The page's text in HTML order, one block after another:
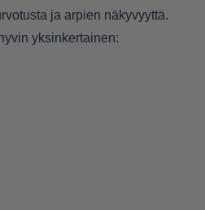
ja arpien näkyvyyttä.
yksinkertainen: